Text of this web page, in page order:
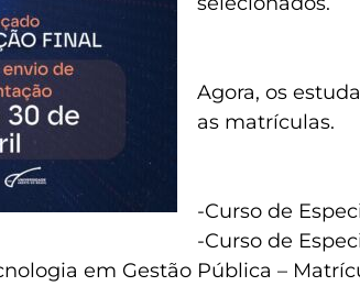
Agora, os
as matrículas.
-Curso de
-Curso de
em Gestão Pública –